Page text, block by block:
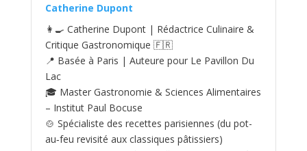
Catherine Dupont
👩‍🍳 Catherine Dupont | Rédactrice Culinaire &
Critique Gastronomique 🇫🇷
📍 Basée à Paris | Auteure pour Le Pavillon Du
Lac
🎓 Master Gastronomie & Sciences Alimentaires
– Institut Paul Bocuse
🍲 Spécialiste des recettes parisiennes (du pot-
au‑feu revisité aux classiques pâtissiers)